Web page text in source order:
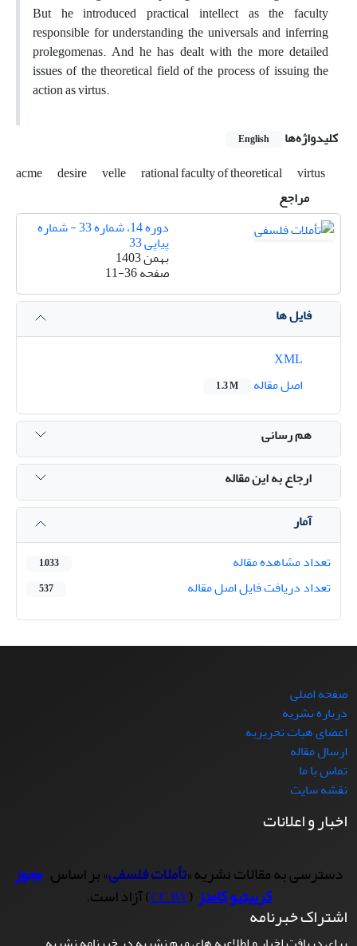
But he introduced practical intellect as the faculty
responsible for understanding the universals and inferring
prolegomenas. And he has dealt with the more detailed
issues of the theoretical field of the process of issuing the
action as virtus.
کلیدواژه‌ها
English
acme desire velle rational faculty of theoretical
virtus
مراجع
دوره 14، شماره 33 - شماره
پیاپی 33
بهمن 1403
صفحه11-36
فایل ها
اصل مقاله
1.3 M
هم رسانی
ارجاع به این مقاله
آمار
تعداد مشاهده مقاله
1,033
تعداد دریافت فایل اصل مقاله 537
صفحه اصلی
درباره نشریه
اعضای هیات تحریریه
ارسال مقاله
تماس با ما
نقشه سایت
اخبار و اعلانات
دسترسی به مقالات نشریه «تأملات فلسفی» بر اساس مجوز
کرییتیو کامنز(
CC BY) آزاد است.
اشتراک خبرنامه